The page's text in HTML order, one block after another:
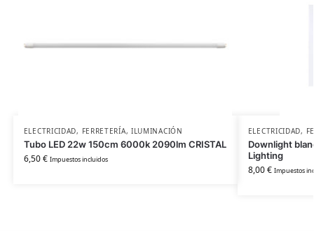
ELECTRICIDAD, FERRETERÍA, ILUMINACIÓN
Tubo LED 22w 150cm 6000k 2090lm CRISTAL
6,50€ Impuestos incluidos
ELECTRICIDAD,
Downlight
Lighting
8,00€ Impuestos